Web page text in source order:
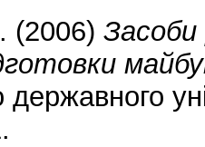
(2006) Засоби